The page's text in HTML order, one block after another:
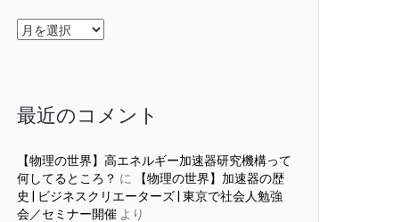
ア
ー
最近のコメント
【物理の世界】高エネルギー加速器研究機構って
何してるところ？ に
【物理の世界】加速器の歴
史 | ビジネスクリエーターズ | 東京で社会人勉強
会／セミナー開催 より